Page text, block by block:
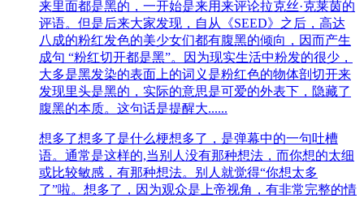
来里面都是黑的，一开始是来用来评论拉克丝·克莱茵的
评语。但是后来大家发现，自从《SEED》之后，高达
八成的粉红发色的美少女们都有腹黑的倾向，因而产生
成句 “粉红切开都是黑”。因为现实生活中粉发的很少，
大多是黑发染的表面上的词义是粉红色的物体剖切开来
发现里头是黑的，实际的意思是可爱的外表下，隐藏了
腹黑的本质。这句话是提醒大......
想多了想多了是什么梗想多了，是弹幕中的一句吐槽
语。通常是这样的,当别人没有那种想法，而你想的太细
或比较敏感，有那种想法。别人就觉得“你想太多
了”啦。想多了，因为观众是上帝视角，有非常完整的情